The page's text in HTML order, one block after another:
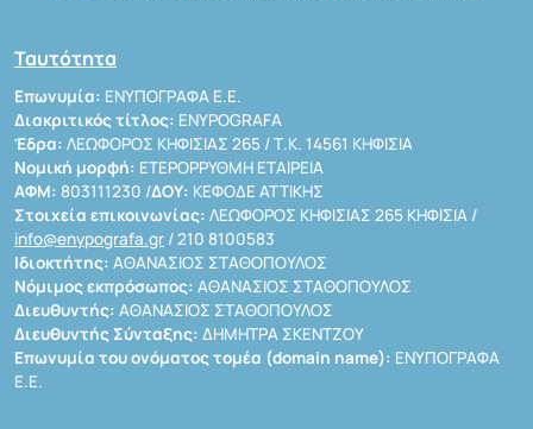
Ταυτότητα
Επωνυμία: ΕΝΥΠΟΓΡΑΦΑ Ε.Ε.
Διακριτικός τίτλος: ENYPOGRAFA
Έδρα: ΛΕΩΦΟΡΟΣ ΚΗΦΙΣΙΑΣ 265 / Τ.Κ. 14561 ΚΗΦΙΣΙΑ
Νομική μορφή: ΕΤΕΡΟΡΡΥΘΜΗ ΕΤΑΙΡΕΙΑ
ΑΦΜ: 803111230 /ΔΟΥ: ΚΕΦΟΔΕ ΑΤΤΙΚΗΣ
Στοιχεία επικοινωνίας: ΛΕΩΦΟΡΟΣ ΚΗΦΙΣΙΑΣ 265 ΚΗΦΙΣΙΑ /
info@enypografa.gr / 210 8100583
Ιδιοκτήτης: ΑΘΑΝΑΣΙΟΣ ΣΤΑΘΟΠΟΥΛΟΣ
Νόμιμος εκπρόσωπος: ΑΘΑΝΑΣΙΟΣ ΣΤΑΘΟΠΟΥΛΟΣ
Διευθυντής: ΑΘΑΝΑΣΙΟΣ ΣΤΑΘΟΠΟΥΛΟΣ
Διευθυντής Σύνταξης: ΔΗΜΗΤΡΑ ΣΚΕΝΤΖΟΥ
Επωνυμία του ονόματος τομέα (domain name): ΕΝΥΠΟΓΡΑΦΑ
Ε.Ε.